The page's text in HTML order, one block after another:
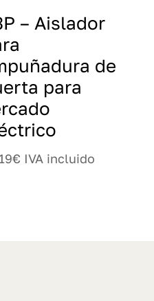
– Aislador
de
para
€ IVA incluido